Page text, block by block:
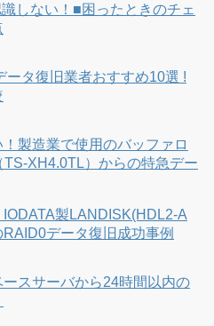
しない！■困ったときのチェ
ータ復旧業者おすすめ10選 !
製造業で使用のバッファロ
TS-XH4.0TL）からの特急デー
製LANDISK(HDL2-A
データ復旧成功事例
スサーバから24時間以内の